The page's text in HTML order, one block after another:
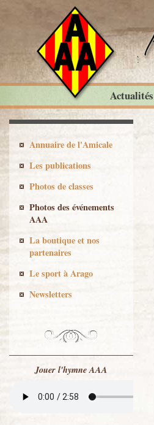
Actualités
Annuaire de l'Amicale
Les publications
Photos de classes
Photos des événements
AAA
La boutique et nos
partenaires
Le sport à Arago
Newsletters
Jouer l'hymne AAA